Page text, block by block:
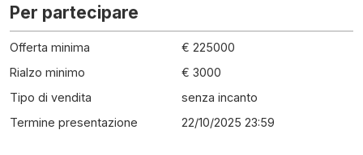
Per partecipare
Offerta minima
€ 225000
Rialzo minimo
€ 3000
Tipo di vendita
senza incanto
Termine presentazione
22/10/2025 23:59